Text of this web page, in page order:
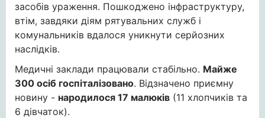
засобів ураження. Пошкоджено інфраструктуру,
втім, завдяки діям рятувальних служб і
комунальників вдалося уникнути серйозних
наслідків.
Медичні заклади працювали стабільно. Майже
300 осіб госпіталізовано. Відзначено приємну
новину - народилося 17 малюків (11 хлопчиків та
6 дівчаток).